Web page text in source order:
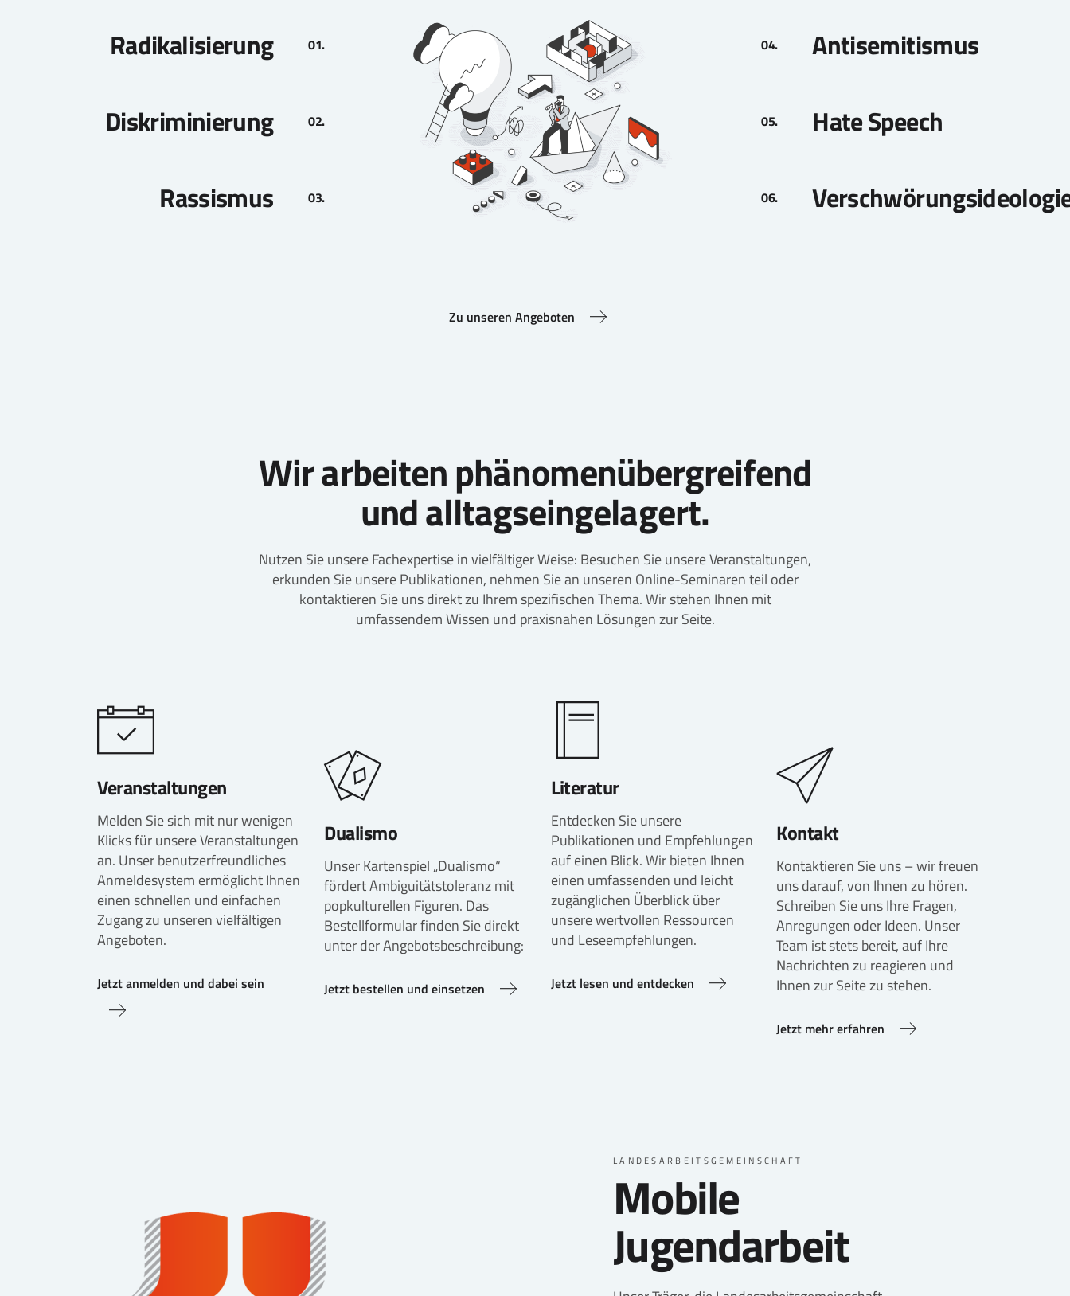
Radikalisierung
Diskriminierung
Rassismus
Antisemitismus
Hate Speech
Zu unseren Angeboten
Wir arbeiten phänomenübergreifend
und alltagseingelagert.
Nutzen Sie unsere Fachexpertise in vielfältiger Weise: Besuchen Sie unsere Veranstaltungen,
erkunden Sie unsere Publikationen, nehmen Sie an unseren Online-Seminaren teil oder
kontaktieren Sie uns direkt zu Ihrem spezifischen Thema. Wir stehen Ihnen mit
umfassendem Wissen und praxisnahen Lösungen zur Seite.
Veranstaltungen
Melden Sie sich mit nur wenigen
Klicks für unsere Veranstaltungen
an. Unser benutzerfreundliches
Anmeldesystem ermöglicht Ihnen
einen schnellen und einfachen
Zugang zu unseren vielfältigen
Angeboten.
Jetzt anmelden und dabei sein
Dualismo
Unser Kartenspiel „Dualismo“
fördert Ambiguitätstoleranz mit
popkulturellen Figuren. Das
Bestellformular finden Sie direkt
unter der Angebotsbeschreibung:
Jetzt bestellen und einsetzen
Literatur
Entdecken Sie unsere
Publikationen und Empfehlungen
auf einen Blick. Wir bieten Ihnen
einen umfassenden und leicht
zugänglichen Überblick über
unsere wertvollen Ressourcen
und Leseempfehlungen.
Jetzt lesen und entdecken
Kontakt
Kontaktieren Sie uns – wir freuen
uns darauf, von Ihnen zu hören.
Schreiben Sie uns Ihre Fragen,
Anregungen oder Ideen. Unser
Team ist stets bereit, auf Ihre
Nachrichten zu reagieren und
Ihnen zur Seite zu stehen.
Jetzt mehr erfahren
LANDESARBEITSGEMEINSCHAFT
Mobile
Jugendarbeit